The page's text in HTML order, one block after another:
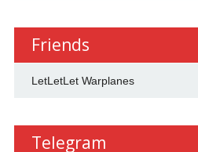
Friends
LetLetLet Warplanes
Telegram